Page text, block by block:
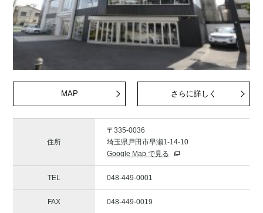
MAP さらに詳しく
住所
〒335-0036
埼玉県戸田市早瀬1-14-10
Google Map で見る
TEL 048-449-0001
FAX 048-449-0019